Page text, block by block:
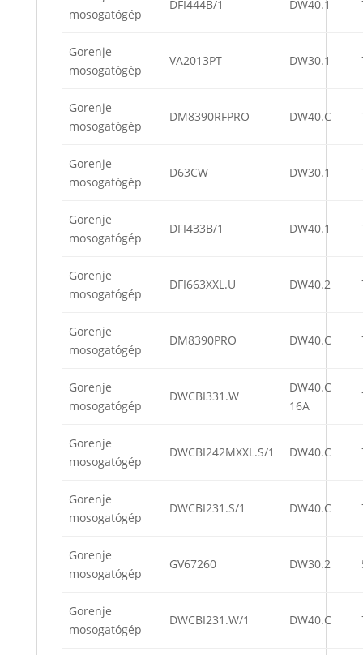
mosogatógép
DFI444B/1 DW40.1
Gorenje
mosogatógép
VA2013PT DW30.1
Gorenje
mosogatógép
DM8390RFPRO DW40.C
Gorenje
mosogatógép
D63CW DW30.1
Gorenje
mosogatógép
DFI433B/1 DW40.1
Gorenje
mosogatógép
DFI663XXL.U DW40.2
Gorenje
mosogatógép
DM8390PRO DW40.C
Gorenje
mosogatógép
DWCBI331.W
DW40.C
16A
Gorenje
mosogatógép
DWCBI242MXXL.S/1 DW40.C
Gorenje
mosogatógép
DWCBI231.S/1 DW40.C
Gorenje
mosogatógép
GV67260 DW30.2
Gorenje
mosogatógép
DWCBI231.W/1 DW40.C